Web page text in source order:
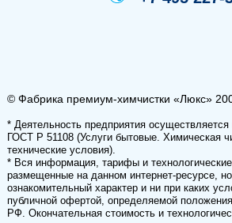
© Фабрика премиум-химчистки «Люкс»
* Деятельность предприятия осуществляется
ГОСТ Р 51108 (Услуги бытовые. Химическая
технические условия).
* Вся информация, тарифы и технологические
размещенные на данном интернет-ресурсе,
ознакомительный характер и ни при каких
публичной офертой, определяемой
РФ. Окончательная стоимость и